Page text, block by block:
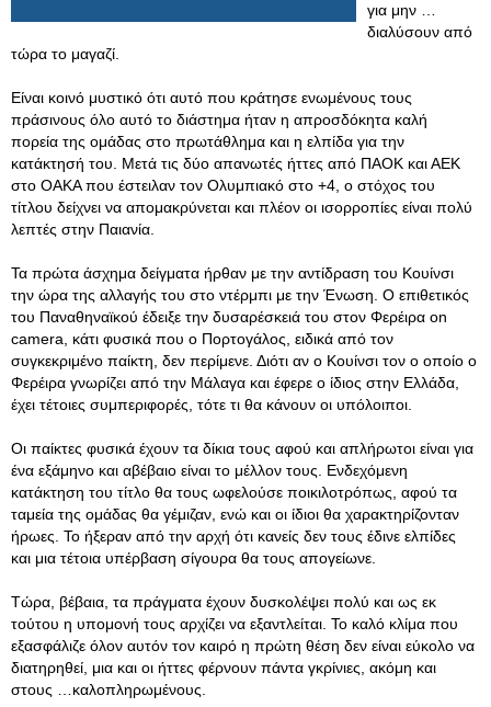
για μην …
διαλύσουν από
τώρα το μαγαζί.
Είναι κοινό μυστικό ότι αυτό που κράτησε ενωμένους τους
πράσινους όλο αυτό το διάστημα ήταν η απροσδόκητα καλή
πορεία της ομάδας στο πρωτάθλημα και η ελπίδα για την
κατάκτησή του. Μετά τις δύο απανωτές ήττες από ΠΑΟΚ και ΑΕΚ
στο ΟΑΚΑ που έστειλαν τον Ολυμπιακό στο +4, ο στόχος του
τίτλου δείχνει να απομακρύνεται και πλέον οι ισορροπίες είναι πολύ
λεπτές στην Παιανία.
Τα πρώτα άσχημα δείγματα ήρθαν με την αντίδραση του Κουίνσι
την ώρα της αλλαγής του στο ντέρμπι με την Ένωση. Ο επιθετικός
του Παναθηναϊκού έδειξε την δυσαρέσκειά του στον Φερέιρα on
camera, κάτι φυσικά που ο Πορτογάλος, ειδικά από τον
συγκεκριμένο παίκτη, δεν περίμενε. Διότι αν ο Κουίνσι τον ο οποίο ο
Φερέιρα γνωρίζει από την Μάλαγα και έφερε ο ίδιος στην Ελλάδα,
έχει τέτοιες συμπεριφορές, τότε τι θα κάνουν οι υπόλοιποι.
Οι παίκτες φυσικά έχουν τα δίκια τους αφού και απλήρωτοι είναι για
ένα εξάμηνο και αβέβαιο είναι το μέλλον τους. Ενδεχόμενη
κατάκτηση του τίτλο θα τους ωφελούσε ποικιλοτρόπως, αφού τα
ταμεία της ομάδας θα γέμιζαν, ενώ και οι ίδιοι θα χαρακτηρίζονταν
ήρωες. Το ήξεραν από την αρχή ότι κανείς δεν τους έδινε ελπίδες
και μια τέτοια υπέρβαση σίγουρα θα τους απογείωνε.
Τώρα, βέβαια, τα πράγματα έχουν δυσκολέψει πολύ και ως εκ
τούτου η υπομονή τους αρχίζει να εξαντλείται. Το καλό κλίμα που
εξασφάλιζε όλον αυτόν τον καιρό η πρώτη θέση δεν είναι εύκολο να
διατηρηθεί, μια και οι ήττες φέρνουν πάντα γκρίνιες, ακόμη και
στους …καλοπληρωμένους.